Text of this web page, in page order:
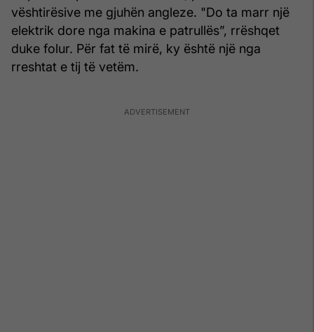
vështirësive me gjuhën angleze. "Do ta marr një
elektrik dore nga makina e patrullës”, rrëshqet
duke folur. Për fat të mirë, ky është një nga
rreshtat e tij të vetëm.